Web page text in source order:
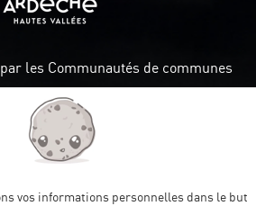
les Communautés de communes
Lamastre et la CAPCA avec le soutien
vos informations personnelles dans le but